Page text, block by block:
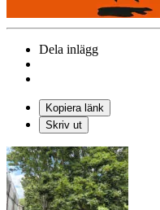
Dela inlägg
Kopiera länk
Skriv ut